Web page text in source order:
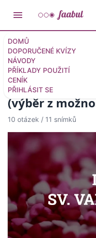
DOMŮ
DOPORUČENÉ KVÍZY
NÁVODY
PŘÍKLADY POUŽITÍ
CENÍK
PŘIHLÁSIT SE
Katalog kvízů Kvízy:
Kvíz o dni
(výběr z
10 otázek / 11 snímků